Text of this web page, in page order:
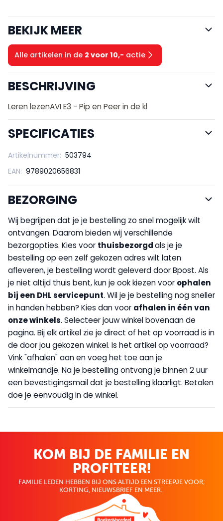
BEKIJK MEER
Alle artikelen in de 2 voor 10,- actie
BESCHRIJVING
Leren lezenAVI E3 - Pip en Peer in de kl
SPECIFICATIES
Artikelnummer: 503794
EAN: 9789020656831
BEZORGING
Wij begrijpen dat je je bestelling zo snel mogelijk wilt
ontvangen. Daarom bieden wij verschillende
bezorgopties. Kies voor thuisbezorgdals je je
bestelling op een zelf gekozen adres wilt laten
afleveren, je bestelling wordt geleverd door Bpost. Als
je niet altijd thuis bent, kun je ook kiezen voor ophalen
bij een DHL servicepunt. Wil je je bestelling nog sneller
in handen hebben? Kies dan voor afhalen in één van
onze winkels. Selecteer jouw winkel bovenaan de
pagina. Bij elk artikel zie je direct of het op voorraad is in
de door jou gekozen winkel. Is het artikel op voorraad?
Vink "afhalen" aan en voeg het toe aan je
winkelmandje. Na je bestelling ontvang je binnen 2 uur
een bevestigingsmail dat je bestelling klaarligt. Betalen
doe je eenvoudig in de winkel.
KOM BIJ DE FAMILIE EN
PROFITEER!
FAMILIE LEDEN HEBBEN BIJ ONS ALTIJD EEN STREEPJE VOOR;
KORTING, NIEUWSBRIEF EN MEER..